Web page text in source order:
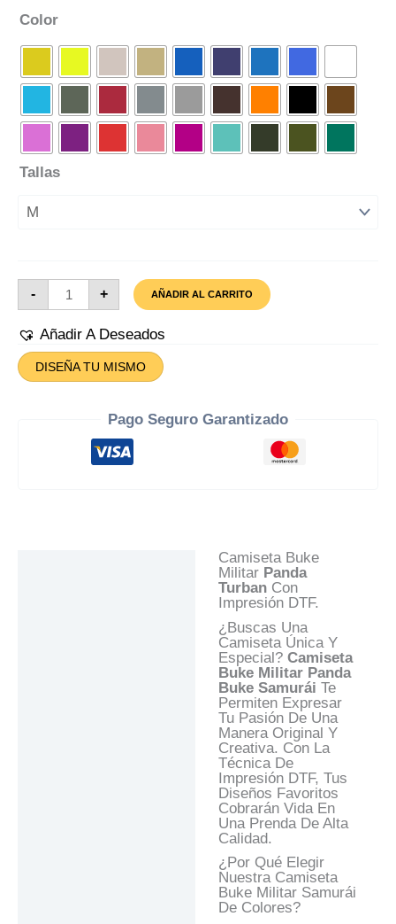
Color
Tallas
-
Camiseta
Buke
Militar
Cantidad
+ AÑADIR AL CARRITO
Añadir A Deseados
DISEÑA TU MISMO
Pago Seguro Garantizado
Camiseta Buke
Militar Panda
TurbanCon
Impresión DTF.
¿Buscas Una
Camiseta Única Y
Especial?Camiseta
Buke Militar Panda
Buke Samurái Te
Permiten Expresar
Tu Pasión De Una
Manera Original Y
Creativa. Con La
Técnica De
Impresión DTF, Tus
Diseños Favoritos
Cobrarán Vida En
Una Prenda De Alta
Calidad.
¿Por Qué Elegir
Nuestra Camiseta
Buke Militar Samurái
De Colores?